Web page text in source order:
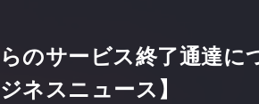
のサービス終了通達に
ネスニュース】